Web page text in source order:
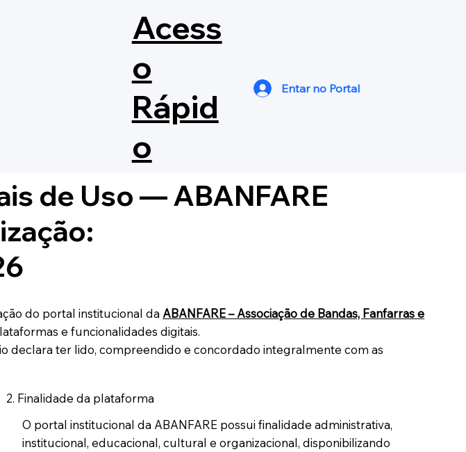
Acess
o
Rápid
o
Entar no Portal
de Uso — ABANFARE
do portal institucional da ABANFARE – Associação de Bandas, Fanfarras e
e funcionalidades digitais.
declara ter lido, compreendido e concordado integralmente com as
2. Finalidade da plataforma
O portal institucional da ABANFARE possui finalidade administrativa,
institucional, educacional, cultural e organizacional, disponibilizando